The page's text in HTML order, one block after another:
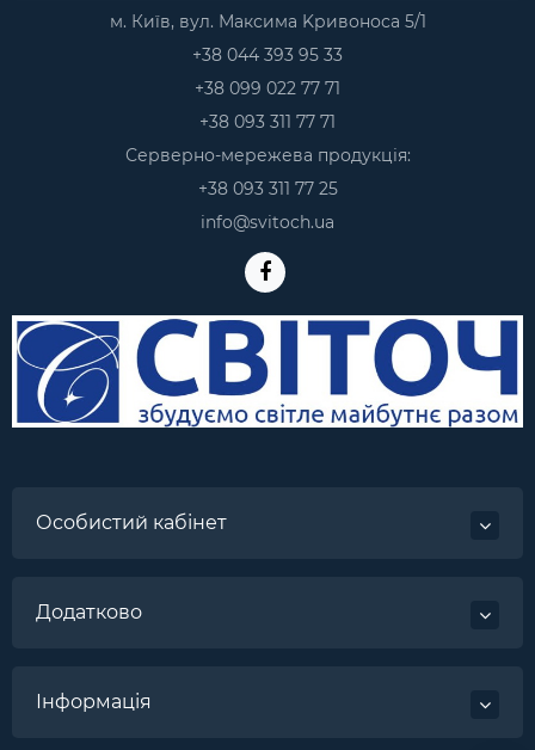
м. Київ, вул. Максима Kривоноса 5/1
+38 044 393 95 33
+38 099 022 77 71
+38 093 311 77 71
Серверно-мережева продукція:
+38 093 311 77 25
info@svitoch.ua
Особистий кабінет
Додатково
Інформація